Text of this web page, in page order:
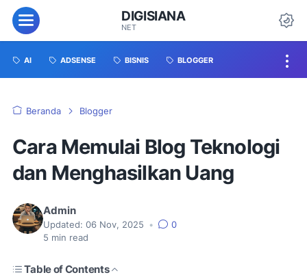
DIGISIANA
NET
AI ADSENSE BISNIS BLOGGER
Beranda Blogger
Cara Memulai Blog Teknologi
dan Menghasilkan Uang
Admin
Updated: 06 Nov, 2025 •
0
5 min read
Table of Contents